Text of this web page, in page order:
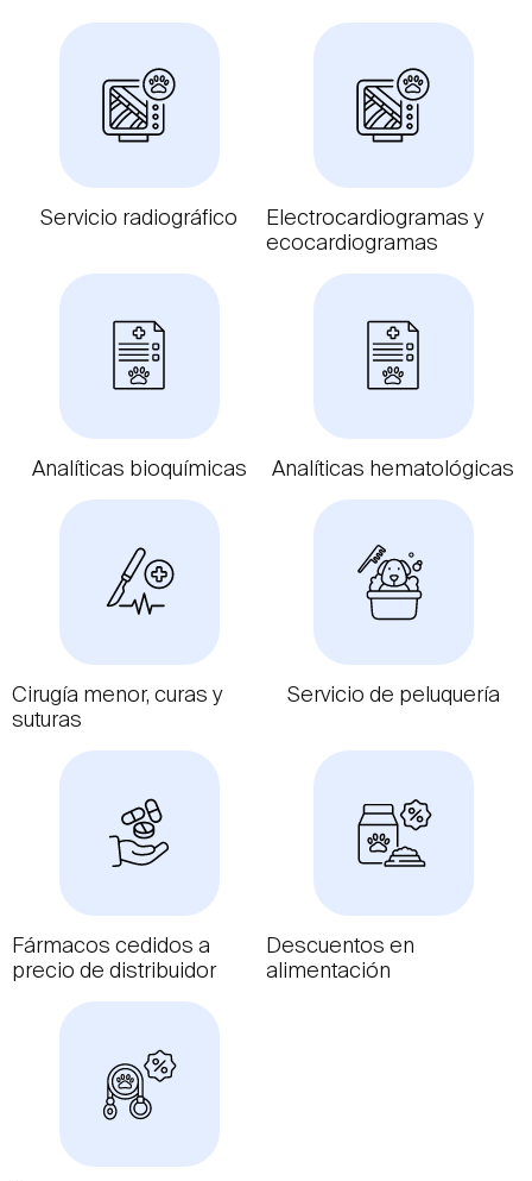
Servicio radiográfico
Electrocardiogramas y
ecocardiogramas
Analíticas bioquímicas Analíticas hematológicas
Cirugía menor, curas y
suturas
Servicio de peluquería
Fármacos cedidos a
precio de distribuidor
Descuentos en
alimentación